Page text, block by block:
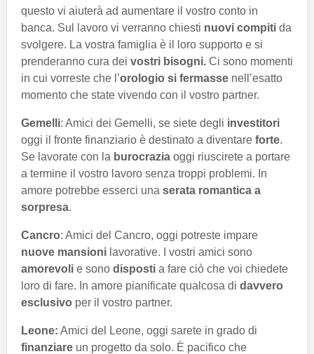
questo vi aiuterà ad aumentare il vostro conto in
banca. Sul lavoro vi verranno chiesti nuovi compiti da
svolgere. La vostra famiglia è il loro supporto e si
prenderanno cura dei vostri bisogni. Ci sono momenti
in cui vorreste che l’orologio si fermasse nell’esatto
momento che state vivendo con il vostro partner.
Gemelli: Amici dei Gemelli, se siete degli investitori
oggi il fronte finanziario è destinato a diventare forte.
Se lavorate con la burocrazia oggi riuscirete a portare
a termine il vostro lavoro senza troppi problemi. In
amore potrebbe esserci una serata romantica a
sorpresa.
Cancro: Amici del Cancro, oggi potreste impare
nuove mansioni lavorative. I vostri amici sono
amorevoli e sono disposti a fare ciò che voi chiedete
loro di fare. In amore pianificate qualcosa di davvero
esclusivo per il vostro partner.
Leone: Amici del Leone, oggi sarete in grado di
finanziare un progetto da solo. È pacifico che